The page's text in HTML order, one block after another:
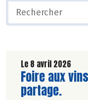
Le 8 avril 2026
Lire la suite
Foire aux
partage.